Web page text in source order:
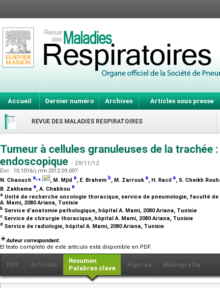
Accueil Dernier numéro Archives Articles sous presse
REVUE DES MALADIES RESPIRATOIRES
Tumeur à cellules granuleuses de la trachée
endoscopique - 29/11/12
Doi : 10.1016/j.rmr.2012.09.007
N. Chaouch a,⁎ , M. Mjid a, E. Brahem b, M. Zarrouka, H. Racil a, S. Cheikh
B. Zakhama a, A. Chabbou a
a Unité de recherche oncologie thoracique, service de pneumologie, faculté
A. Mami, 2080 Ariana, Tunisie
b Service d’anatomie pathologique, hôpital A. Mami, 2080 Ariana, Tunisie
c Service de chirurgie thoracique, hôpital A. Mami, 2080 Ariana, Tunisie
d Service de radiologie, hôpital A. Mami, 2080 Ariana, Tunisie
Auteur correspondant.
El texto completo de este artículo está disponible en PDF.
PDF Artículo
Resumen
Palabras clave
Figuras Bibliografía